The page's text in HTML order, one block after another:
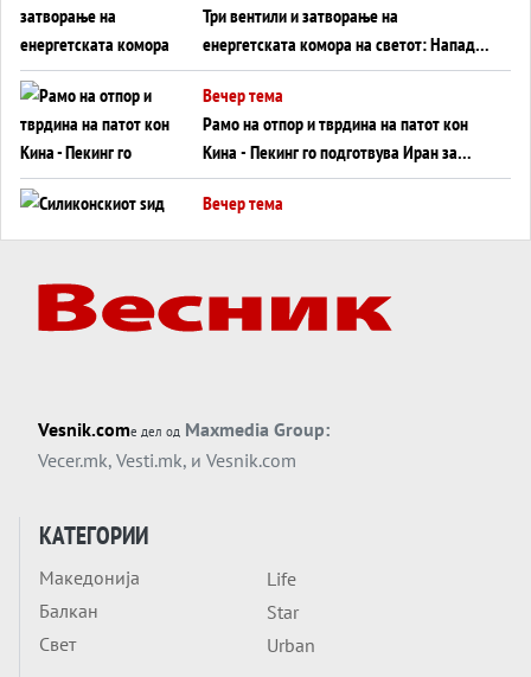
Три вентили и затворање на
енергетската комора на светот: Нападот
во Суец најавува глобален енергетски
инфаркт?
Вечер тема
Рамо на отпор и тврдина на патот кон
Кина - Пекинг го подготвува Иран за
американска копнена инвазија
Вечер тема
Вечер тема
Трамп тврди дека повторно „разговара“
Вечер тема
ДЛАБОКО УДОЛУ: Сметководствените
трикови што го соборија ЕНРОН ги
Вечер тема
Vesnik.comе дел од Maxmedia Group:
Vecer.mk, Vesti.mk, и Vesnik.com
КАТЕГОРИИ
Македонија
Балкан
Свет
Life
Star
Urban